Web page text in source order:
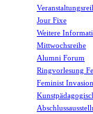
Jour Fixe
Weitere
Mittwochsreihe
Alumni Forum
Ringvorlesung
Feminist